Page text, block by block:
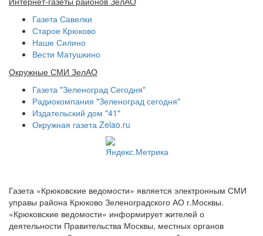
Газета Савелки
Старое Крюково
Наше Силино
Вести Матушкино
Окружные СМИ ЗелАО
Газета "Зеленоград Сегодня"
Радиокомпания "Зеленоград сегодня"
Издательский дом "41"
Окружная газета Zelao.ru
Газета «Крюковские ведомости» является электронным СМИ
управы района Крюково Зеленоградского АО г.Москвы.
«Крюковские ведомости» информирует жителей о
деятельности Правительства Москвы, местных органов